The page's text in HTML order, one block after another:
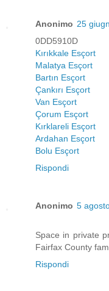
Anonimo 25
0DD5910D
Kırıkkale Esçort
Malatya Esçort
Bartın Esçort
Çankırı Esçort
Van Esçort
Çorum Esçort
Kırklareli Esçort
Ardahan Esçort
Bolu Esçort
Rispondi
Anonimo 5
Space in private
Fairfax County
Rispondi